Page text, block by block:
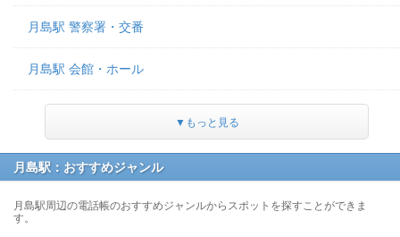
月島駅 警察署・交番
月島駅 会館・ホール
▼もっと見る
月島駅：おすすめジャンル
月島駅周辺の電話帳のおすすめジャンルからスポットを探すことができま
す。